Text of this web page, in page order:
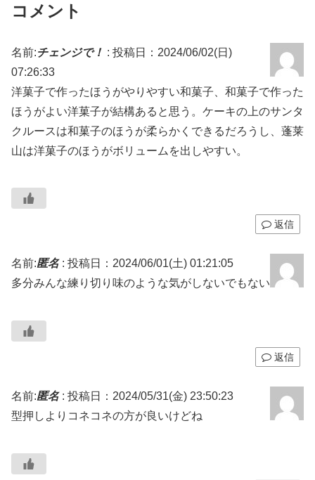
コメント
名前:チェンジで！ : 投稿日：2024/06/02(日)
07:26:33
洋菓子で作ったほうがやりやすい和菓子、和菓子で作った
ほうがよい洋菓子が結構あると思う。ケーキの上のサンタ
クルースは和菓子のほうが柔らかくできるだろうし、蓬莱
山は洋菓子のほうがボリュームを出しやすい。
返信
名前:匿名: 投稿日：2024/06/01(土) 01:21:05
多分みんな練り切り味のような気がしないでもない
返信
名前:匿名: 投稿日：2024/05/31(金) 23:50:23
型押しよりコネコネの方が良いけどね